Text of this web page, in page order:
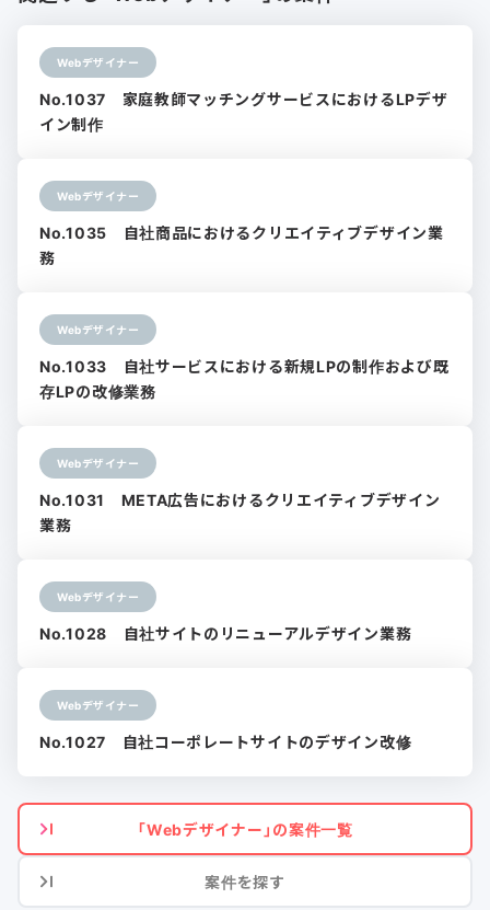
Webデザイナー
No.1037 家庭教師マッチングサービスにおけるLPデザ
イン制作
Webデザイナー
No.1035 自社商品におけるクリエイティブデザイン業
務
Webデザイナー
No.1033 自社サービスにおける新規LPの制作および既
存LPの改修業務
Webデザイナー
No.1031 META広告におけるクリエイティブデザイン
業務
Webデザイナー
No.1028 自社サイトのリニューアルデザイン業務
Webデザイナー
No.1027 自社コーポレートサイトのデザイン改修
「Webデザイナー」の案件一覧
案件を探す